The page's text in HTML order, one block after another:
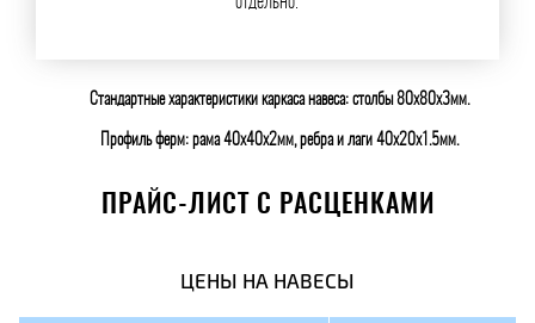
Стандартные характеристики каркаса навеса: столбы 80х80х3мм.
Профиль ферм: рама 40х40х2мм, ребра и лаги 40х20х1.5мм.
ПРАЙС-ЛИСТ С РАСЦЕНКАМИ
ЦЕНЫ НА НАВЕСЫ